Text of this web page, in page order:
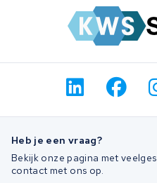
Heb je een vraag?
Bekijk onze pagina met
contact met ons op.